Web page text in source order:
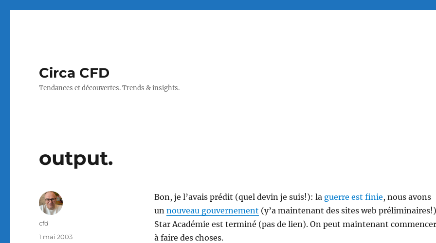
Circa CFD
Tendances et découvertes. Trends & insights.
output.
Bon, je l’avais prédit (quel devin je suis!): la guerre est finie, nous avons
un nouveau gouvernement (y’a maintenant des sites web
Star Académie est terminé (pas de lien). On peut maintenant commencer
à faire des choses.
Auteur
cfd
Publié
1 mai 2003